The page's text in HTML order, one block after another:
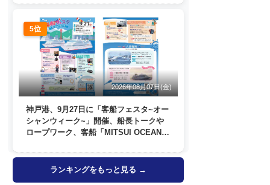
5位
2026年08月07日(金)
神戸港、9月27日に「客船フェスタ~オー
シャンウィーク~」開催、船長トークや
ロープワーク、客船「MITSUI OCEAN
ランキングをもっと見る →